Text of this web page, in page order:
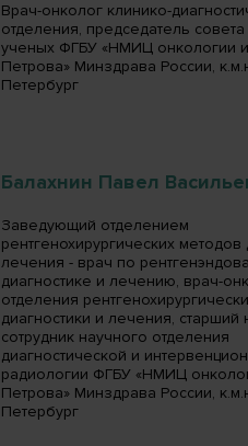
Врач-онколог клинико-
отделения, председатель
ученых ФГБУ «НМИЦ онкологии
Петрова» Минздрава России,
Петербург
Балахнин Павел
Заведующий отделением
рентгенохирургических методов
лечения - врач по
диагностике и лечению, врач-
отделения
диагностики и лечения, старший
сотрудник научного отделения
диагностической и
радиологии ФГБУ «НМИЦ
Петрова» Минздрава России,
Петербург